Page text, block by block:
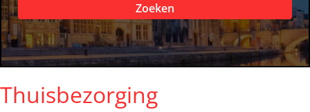
Zoeken
Thuisbezorging